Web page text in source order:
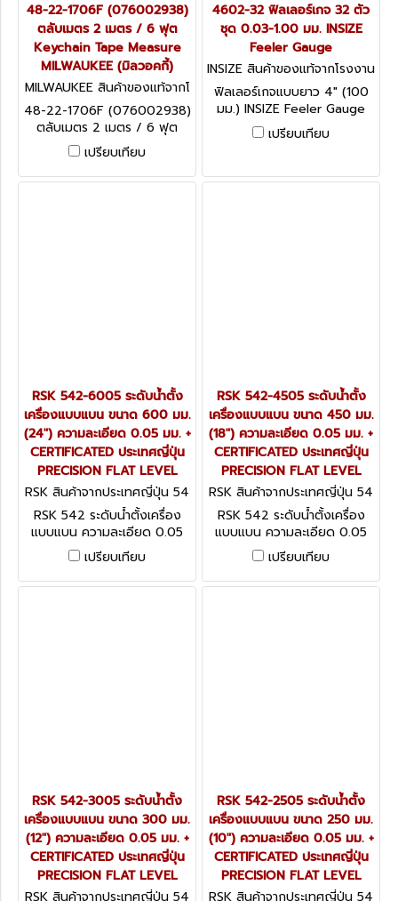
48-22-1706F (076002938)
ตลับเมตร 2 เมตร / 6 ฟุต
Keychain Tape Measure
MILWAUKEE (มิลวอคกี้)
MILWAUKEE สินค้าของแท้จากโ
รงงานผู้ผลิต 48-22-1706F
(076002938)
48-22-1706F (076002938)
ตลับเมตร 2 เมตร / 6 ฟุต
Keychain Tape Measure
MILWAUKEE (มิลวอคกี้)
เปรียบเทียบ
4602-32 ฟิลเลอร์เกจ 32 ตัว
ชุด 0.03-1.00 มม. INSIZE
Feeler Gauge
INSIZE สินค้าของแท้จากโรงงาน
ผู้ผลิต 4602-32
ฟิลเลอร์เกจแบบยาว 4" (100
มม.) INSIZE Feeler Gauge
4602 series
เปรียบเทียบ
RSK 542-6005 ระดับน้ำตั้ง
เครื่องแบบแบน ขนาด 600 มม.
(24") ความละเอียด 0.05 มม. +
CERTIFICATED ประเทศญี่ปุ่น
PRECISION FLAT LEVEL
RSK สินค้าจากประเทศญี่ปุ่น 54
2-6005
RSK 542 ระดับน้ำตั้งเครื่อง
แบบแบน ความละเอียด 0.05
มม. + CERTIFICATED ประเทศ
ญี่ปุ่น PRECISION FLAT
LEVEL
เปรียบเทียบ
RSK 542-4505 ระดับน้ำตั้ง
เครื่องแบบแบน ขนาด 450 มม.
(18") ความละเอียด 0.05 มม. +
CERTIFICATED ประเทศญี่ปุ่น
PRECISION FLAT LEVEL
RSK สินค้าจากประเทศญี่ปุ่น 54
2-4505
RSK 542 ระดับน้ำตั้งเครื่อง
แบบแบน ความละเอียด 0.05
มม. + CERTIFICATED ประเทศ
ญี่ปุ่น PRECISION FLAT
LEVEL
เปรียบเทียบ
RSK 542-3005 ระดับน้ำตั้ง
เครื่องแบบแบน ขนาด 300 มม.
(12") ความละเอียด 0.05 มม. +
CERTIFICATED ประเทศญี่ปุ่น
PRECISION FLAT LEVEL
RSK สินค้าจากประเทศญี่ปุ่น 54
RSK 542-2505 ระดับน้ำตั้ง
เครื่องแบบแบน ขนาด 250 มม.
(10") ความละเอียด 0.05 มม. +
CERTIFICATED ประเทศญี่ปุ่น
PRECISION FLAT LEVEL
RSK สินค้าจากประเทศญี่ปุ่น 54